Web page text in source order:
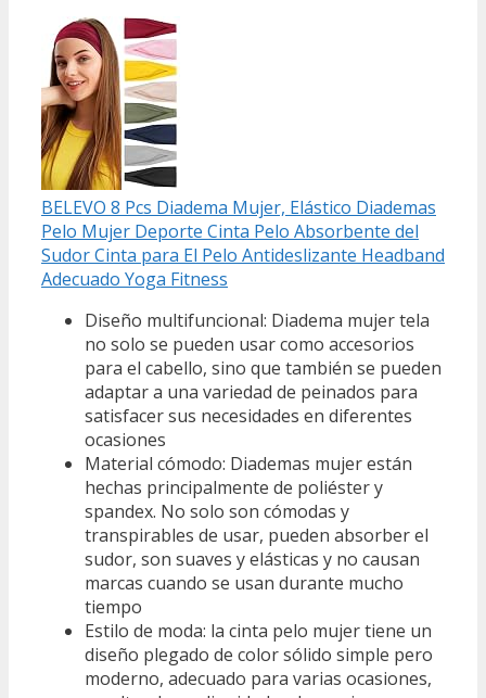
BELEVO 8 Pcs Diadema Mujer, Elástico Diademas
Pelo Mujer Deporte Cinta Pelo Absorbente del
Sudor Cinta para El Pelo Antideslizante Headband
Adecuado Yoga Fitness
Diseño multifuncional: Diadema mujer tela
no solo se pueden usar como accesorios
para el cabello, sino que también se pueden
adaptar a una variedad de peinados para
satisfacer sus necesidades en diferentes
ocasiones
Material cómodo: Diademas mujer están
hechas principalmente de poliéster y
spandex. No solo son cómodas y
transpirables de usar, pueden absorber el
sudor, son suaves y elásticas y no causan
marcas cuando se usan durante mucho
tiempo
Estilo de moda: la cinta pelo mujer tiene un
diseño plegado de color sólido simple pero
moderno, adecuado para varias ocasiones,